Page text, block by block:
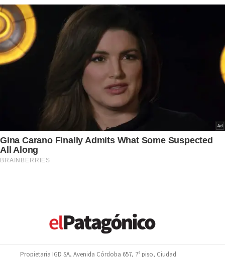
Propietaria IGD SA, Avenida Córdoba 657, 7° piso, Ciudad